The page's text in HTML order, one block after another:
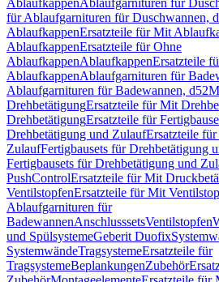
AblaufkappenAblaufgarnituren für
für Ablaufgarnituren für Duschwannen,
AblaufkappenErsatzteile für Mit
AblaufkappenErsatzteile für Ohne
AblaufkappenAblaufkappenErsatzteile
AblaufkappenAblaufgarnituren für
Ablaufgarnituren für Badewannen, d52
DrehbetätigungErsatzteile für Mit
DrehbetätigungErsatzteile für
Drehbetätigung und ZulaufErsatzteile
ZulaufFertigbausets für Drehbetätigung
Fertigbausets für Drehbetätigung und
PushControlErsatzteile für Mit
VentilstopfenErsatzteile für Mit
Ablaufgarnituren für
BadewannenAnschlusssetsVentilstopfen
und SpülsystemeGeberit Duofix
SystemwändeTragsystemeErsatzteile für
TragsystemeBeplankungenZubehör